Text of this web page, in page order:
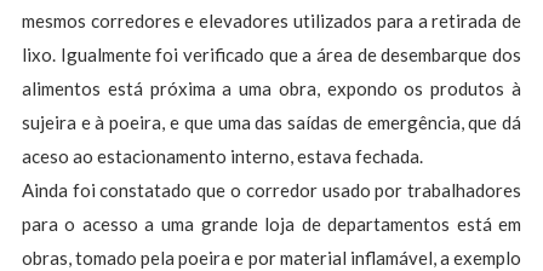
mesmos corredores e elevadores utilizados para a retirada de
lixo. Igualmente foi verificado que a área de desembarque dos
alimentos está próxima a uma obra, expondo os produtos à
sujeira e à poeira, e que uma das saídas de emergência, que dá
aceso ao estacionamento interno, estava fechada.
Ainda foi constatado que o corredor usado por trabalhadores
para o acesso a uma grande loja de departamentos está em
obras, tomado pela poeira e por material inflamável, a exemplo